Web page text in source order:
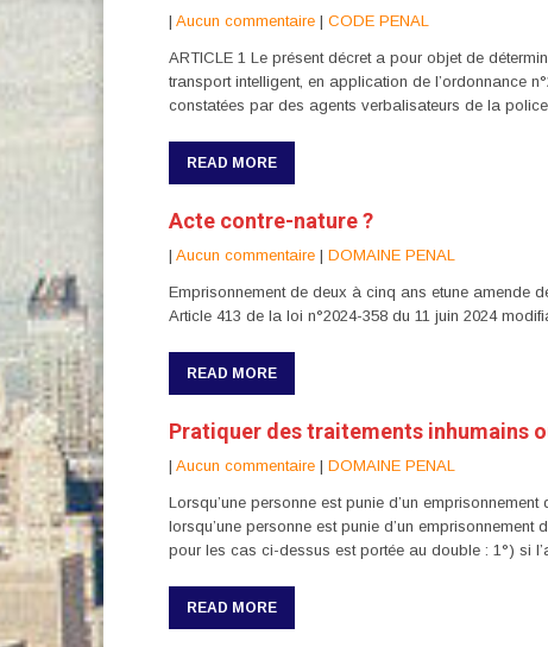
| Aucun commentaire | CODE PENAL
ARTICLE 1 Le présent décret a pour objet de
transport intelligent, en application de l’ordonnance
constatées par des agents verbalisateurs de la
READ MORE
Acte contre-nature ?
| Aucun commentaire | DOMAINE PENAL
Emprisonnement de deux à cinq ans etune amende
Article 413 de la loi n°2024-358 du 11 juin 2024
READ MORE
Pratiquer des traitements inhumains
| Aucun commentaire | DOMAINE PENAL
Lorsqu’une personne est punie d’un
lorsqu’une personne est punie d’un
pour les cas ci-dessus est portée au double : 1°) si
READ MORE